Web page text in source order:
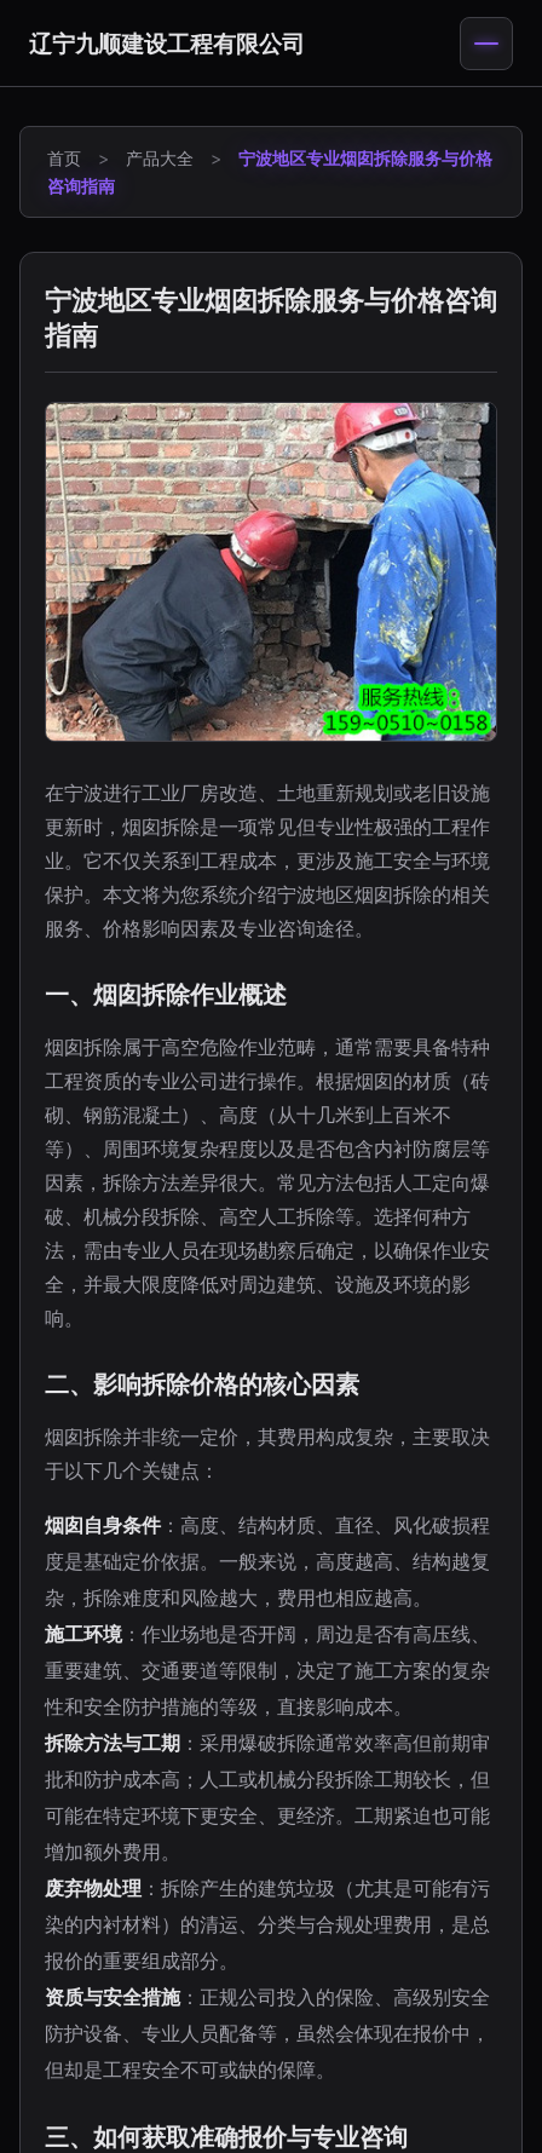
辽宁九顺建设工程有限公司
首页 > 产品大全 >
宁波地区专业烟囱拆除服务与价格
咨询指南
宁波地区专业烟囱拆除服务与价格咨询
指南
在宁波进行工业厂房改造、土地重新规划或老旧设施
更新时，烟囱拆除是一项常见但专业性极强的工程作
业。它不仅关系到工程成本，更涉及施工安全与环境
保护。本文将为您系统介绍宁波地区烟囱拆除的相关
服务、价格影响因素及专业咨询途径。
一、烟囱拆除作业概述
烟囱拆除属于高空危险作业范畴，通常需要具备特种
工程资质的专业公司进行操作。根据烟囱的材质（砖
砌、钢筋混凝土）、高度（从十几米到上百米不
等）、周围环境复杂程度以及是否包含内衬防腐层等
因素，拆除方法差异很大。常见方法包括人工定向爆
破、机械分段拆除、高空人工拆除等。选择何种方
法，需由专业人员在现场勘察后确定，以确保作业安
全，并最大限度降低对周边建筑、设施及环境的影
响。
二、影响拆除价格的核心因素
烟囱拆除并非统一定价，其费用构成复杂，主要取决
于以下几个关键点：
烟囱自身条件：高度、结构材质、直径、风化破损程
度是基础定价依据。一般来说，高度越高、结构越复
杂，拆除难度和风险越大，费用也相应越高。
施工环境：作业场地是否开阔，周边是否有高压线、
重要建筑、交通要道等限制，决定了施工方案的复杂
性和安全防护措施的等级，直接影响成本。
拆除方法与工期 ：采用爆破拆除通常效率高但前期审
批和防护成本高；人工或机械分段拆除工期较长，但
可能在特定环境下更安全、更经济。工期紧迫也可能
增加额外费用。
废弃物处理 ：拆除产生的建筑垃圾（尤其是可能有污
染的内衬材料）的清运、分类与合规处理费用，是总
报价的重要组成部分。
资质与安全措施：正规公司投入的保险、高级别安全
防护设备、专业人员配备等，虽然会体现在报价中，
但却是工程安全不可或缺的保障。
三、如何获取准确报价与专业咨询